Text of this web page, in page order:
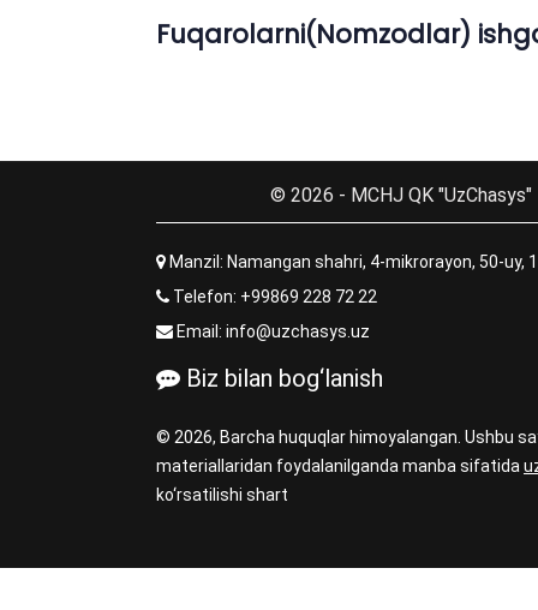
Fuqarolarni(Nomzodlar)
© 2026 - MCHJ QK "UzChasys"
Manzil: Namangan shahri, 4-mikrorayon, 50-uy,
Telefon: +99869 228 72 22
Email: info@uzchasys.uz
Biz bilan bog‘lanish
© 2026, Barcha huquqlar himoyalangan. Ushbu
materiallaridan foydalanilganda manba sifatida
ko‘rsatilishi shart